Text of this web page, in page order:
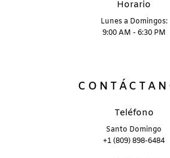
Horario
Lunes a Domingos:
9:00 AM - 6:30 PM
Teléfono
Santo Domingo
+1 (809) 898-6484